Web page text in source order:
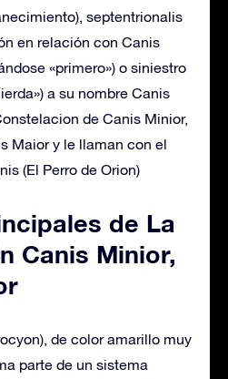
septentrionalis
en relación con Canis
«primero») o siniestro
a su nombre Canis
de Canis Minior,
Maior y le llaman con el
(El Perro de Orion)
de La
Canis Minior,
de color amarillo muy
parte de un sistema